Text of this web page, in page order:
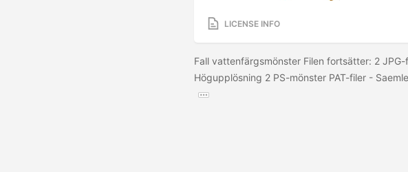
LICENSE INFO
Fall vattenfärgsmönster Filen fortsätter: 2
Högupplösning 2 PS-mönster PAT-filer -